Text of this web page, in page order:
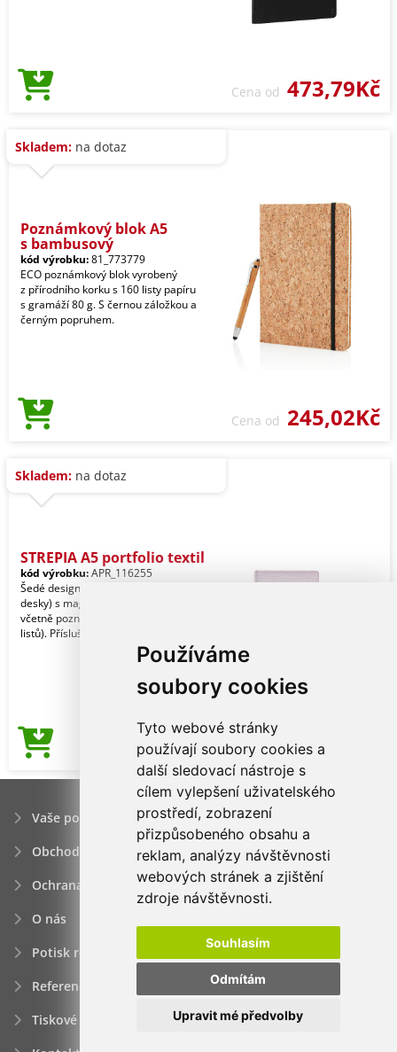
Používáme
soubory cookies
Tyto webové stránky
používají soubory cookies a
další sledovací nástroje s
cílem vylepšení uživatelského
prostředí, zobrazení
přizpůsobeného obsahu a
reklam, analýzy návštěvnosti
webových stránek a zjištění
zdroje návštěvnosti.
Souhlasím
Odmítám
Upravit mé předvolby
Cena od 473,79Kč
Skladem: na dotaz
Poznámkový blok A5
s bambusový
kód výrobku:81_773779
ECO poznámkový blok vyrobený
z přírodního korku s 160 listy papíru
s gramáží 80 g. S černou záložkou a
černým popruhem.
Cena od 245,02Kč
Skladem: na dotaz
STREPIA A5 portfolio textil
kód výrobku:APR_116255
Šedé designové portfolio (konferenční
desky) s magnetickým zapínáním,
včetně poznámkové knihy A5 (20
listů). Příslušenst
Cena od220,50Kč
Vaše poptávka
Obchodní podmínky
Ochrana osobních údajú
O nás
Potisk reklamních předmětů
Reference
Tiskové zprávy